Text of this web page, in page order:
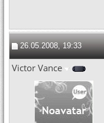
26.05.2008, 19:33
Victor Vance